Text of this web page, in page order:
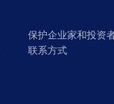
保护企业家和投资
联系方式